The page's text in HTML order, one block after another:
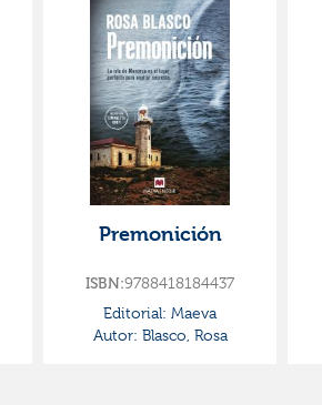
Premonición
ISBN:9788418184437
Editorial: Maeva
Autor: Blasco, Rosa